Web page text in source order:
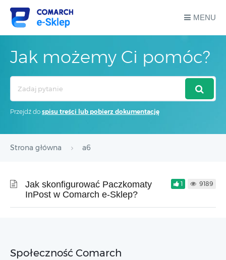
MENU
Jak możemy Ci pomóc?
Przejdź do spisu treści lub pobierz dokumentację
Strona główna a6
Jak skonfigurować Paczkomaty
InPost w Comarch e-Sklep?
1 9189
Społeczność Comarch